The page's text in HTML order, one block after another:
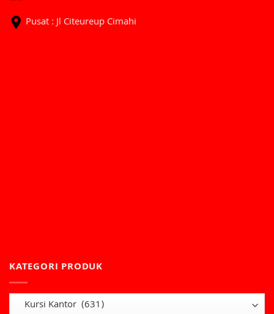
Pusat : Jl Citeureup Cimahi
KATEGORI PRODUK